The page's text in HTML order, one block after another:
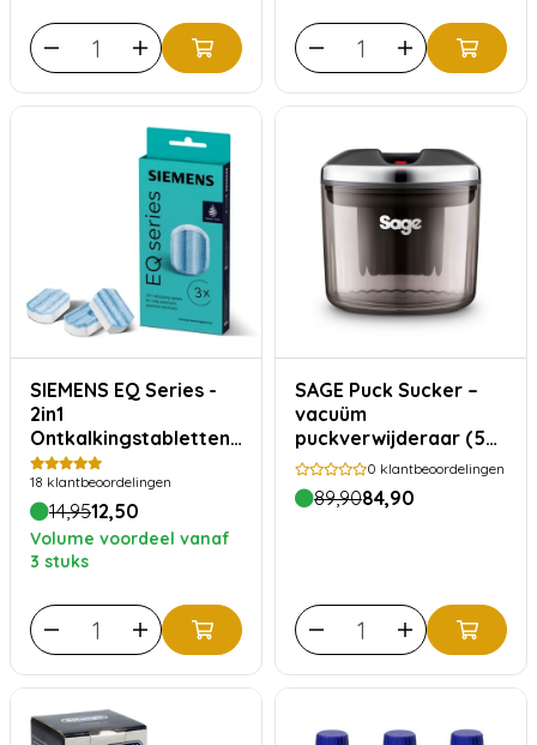
SIEMENS EQ Series -
2in1
Ontkalkingstabletten
TZ80002A
18 klantbeoordelingen
14,9512,50
Volume voordeel vanaf
3 stuks
SAGE Puck Sucker –
vacuüm
puckverwijderaar (58
mm)
0 klantbeoordelingen
89,9084,90